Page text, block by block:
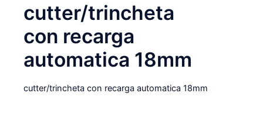
cutter/trincheta
con recarga
automatica 18mm
cutter/trincheta con recarga automatica 18mm